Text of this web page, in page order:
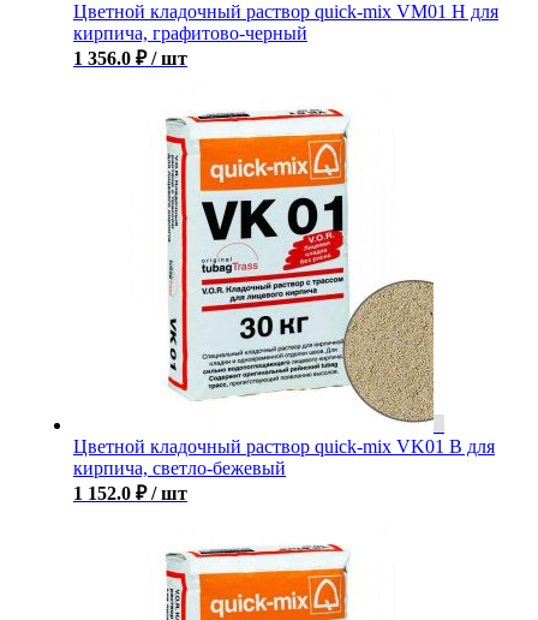
Цветной кладочный раствор quick-mix VM01 H для
кирпича, графитово-черный
1 356.0 ₽ / шт
Цветной кладочный раствор quick-mix VK01 B для
кирпича, светло-бежевый
1 152.0 ₽ / шт